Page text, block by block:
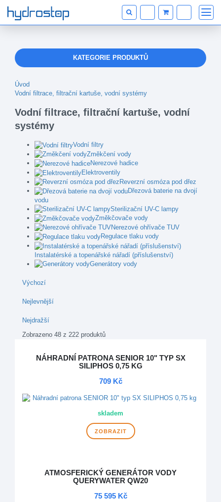
KATEGORIE PRODUKTŮ
Úvod
Vodní filtrace, filtrační kartuše, vodní systémy
Vodní filtrace, filtrační kartuše, vodní
systémy
Vodní filtry
Změkčení vody
Nerezové hadice
Elektroventily
Reverzní osmóza pod dřez
Dřezová baterie na dvojí
vodu
Sterilizační UV-C lampy
Změkčovače vody
Nerezové ohřívače TUV
Regulace tlaku vody
Instalatérské a topenářské nářadí (příslušenství)
Generátory vody
Výchozí
Nejlevnější
Nejdražší
Zobrazeno 48 z 222 produktů
NÁHRADNÍ PATRONA SENIOR 10" TYP SX
SILIPHOS 0,75 KG
709 Kč
skladem
ZOBRAZIT
ATMOSFERICKÝ GENERÁTOR VODY
QUERYWATER QW20
75 595 Kč